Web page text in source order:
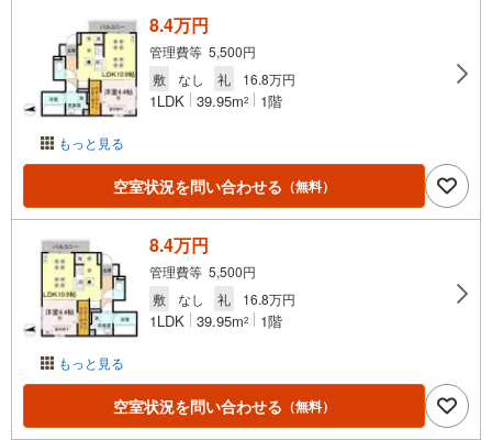
もっと見る
8.4万円
管理費等 5,500円
敷
なし 礼 16.8万円
1LDK 39.95m2 1階
空室状況を問い合わせる （無料）
もっと見る
8.4万円
管理費等 5,500円
敷
なし 礼 16.8万円
1LDK 39.95m2 1階
空室状況を問い合わせる （無料）